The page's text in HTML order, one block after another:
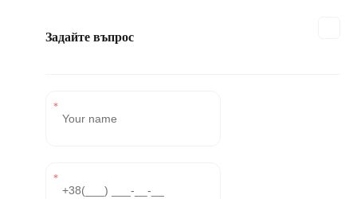
Задайте въпрос